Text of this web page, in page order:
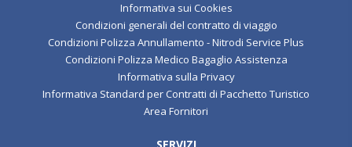
Informativa sui Cookies
Condizioni generali del contratto di viaggio
Condizioni Polizza Annullamento - Nitrodi Service Plus
Condizioni Polizza Medico Bagaglio Assistenza
Informativa sulla Privacy
Informativa Standard per Contratti di Pacchetto Turistico
Area Fornitori